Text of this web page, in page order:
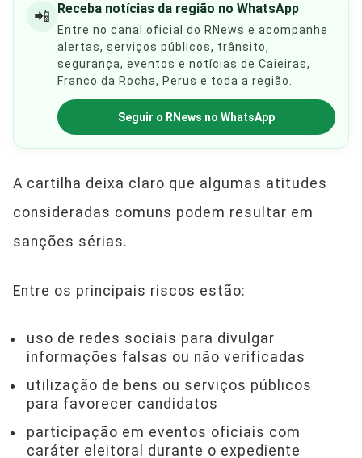
📲 Receba notícias da região no WhatsApp
Entre no canal oficial do RNews e acompanhe
alertas, serviços públicos, trânsito,
segurança, eventos e notícias de Caieiras,
Franco da Rocha, Perus e toda a região.
Seguir o RNews no WhatsApp
A cartilha deixa claro que algumas atitudes
consideradas comuns podem resultar em
sanções sérias.
Entre os principais riscos estão:
uso de redes sociais para divulgar
informações falsas ou não verificadas
utilização de bens ou serviços públicos
para favorecer candidatos
participação em eventos oficiais com
caráter eleitoral durante o expediente